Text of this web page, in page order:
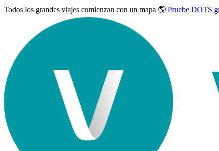
Todos los grandes viajes comienzan con un mapa 🌎 Pruebe DOTS